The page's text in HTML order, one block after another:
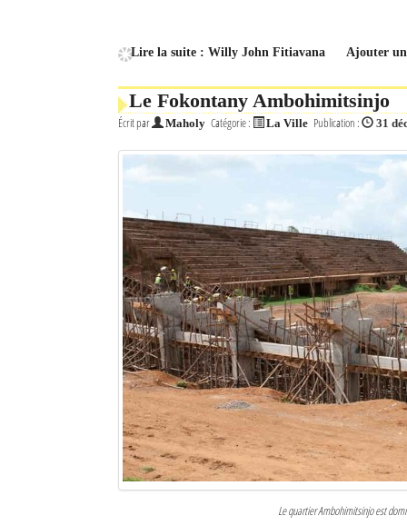
Le Nord de Madagascar
L'actualité du tourisme
Sites touristiques
Diego Suarez Pratique
Lire la suite : Willy John Fitiavana Ajouter
Le Fokontany Ambohimitsinjo
Écrit par Maholy Catégorie : La Ville Publication : 31
Le quartier Ambohimitsinjo est